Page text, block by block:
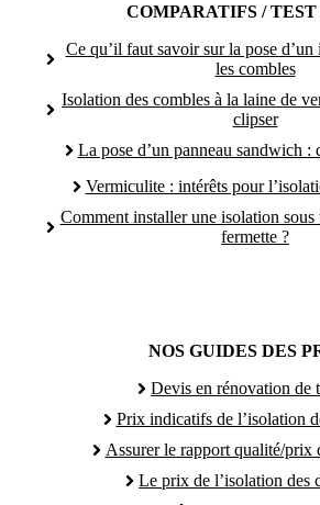
COMPARATIFS / TEST
Ce qu’il faut savoir sur la pose d’un
les combles
Isolation des combles à la laine de
clipser
La pose d’un panneau sandwich :
Vermiculite : intérêts pour
Comment installer une isolation sous
fermette ?
NOS GUIDES DES
Devis en rénovation de
Prix indicatifs de l’isolation
Assurer le rapport qualité/prix
Le prix de l’isolation des